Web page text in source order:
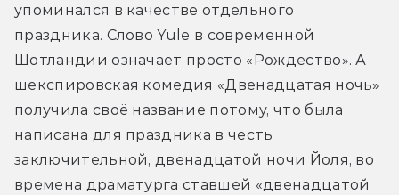
упоминался в качестве отдельного
праздника. Слово Yule в современной
Шотландии означает просто «Рождество». А
шекспировская комедия «Двенадцатая ночь»
получила своё название потому, что была
написана для праздника в честь
заключительной, двенадцатой ночи Йоля, во
времена драматурга ставшей «двенадцатой